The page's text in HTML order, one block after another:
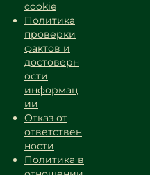
cookie
Политика
проверки
фактов и
достоверн
ости
информац
ии
Отказ от
ответствен
ности
Политика в